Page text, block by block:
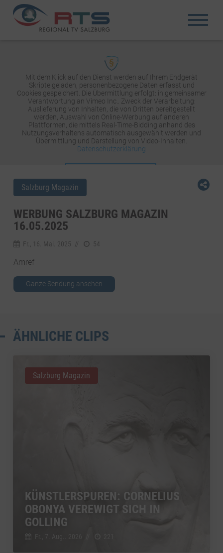
Mit dem Klick auf den Dienst werden auf Ihrem Endgerät
Skripte geladen, personenbezogene Daten erfasst und
Cookies gespeichert. Die Übermittlung erfolgt: in gemeinsamer
Verantwortung an Vimeo Inc.. Zweck der Verarbeitung:
Auslieferung von Inhalten, die von Dritten bereitgestellt
werden, Auswahl von Online-Werbung auf anderen
Plattformen, die mittels Real-Time-Bidding anhand des
Nutzungsverhaltens automatisch ausgewählt werden und
Übermittlung und Darstellung von Video-Inhalten.
Datenschutzerklärung
Salzburg Magazin
WERBUNG SALZBURG MAGAZIN
16.05.2025
Fr., 16. Mai. 2025 54
Amref
Ganze Sendung ansehen
ÄHNLICHE CLIPS
KÜNSTLERSPUREN: CORNELIUS
OBONYA VEREWIGT SICH IN
GOLLING
Fr., 7. Aug.. 2026
Salzburg Magazin